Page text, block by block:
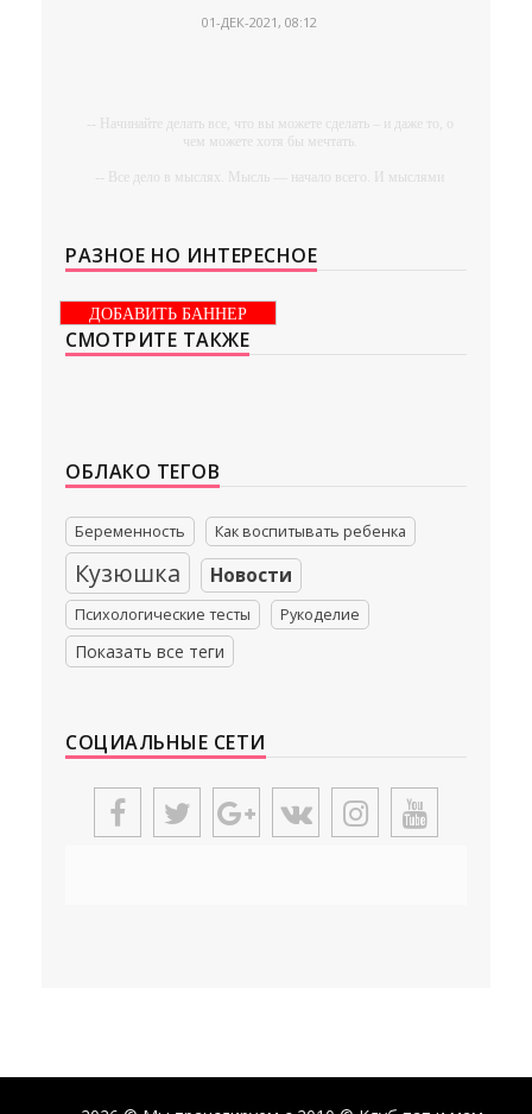
01-ДЕК-2021, 08:12
-- Начинайте делать все, что вы можете сделать – и даже то, о
чем можете хотя бы мечтать.
-- Все дело в мыслях. Мысль — начало всего. И мыслями
-- Идите уверенно по направлению к мечте. Живите той
жизнью, которую вы сами себе придумали.
-- Самое большое богатство — это ум. Самая большая нищета
— глупость. Из всех страхов самый пугающий —
самолюбование.
РАЗНОЕ НО ИНТЕРЕСНОЕ
ДОБАВИТЬ БАННЕР
СМОТРИТЕ ТАКЖЕ
ОБЛАКО ТЕГОВ
Беременность Как воспитывать ребенка
Кузюшка Новости
Психологические тесты Рукоделие
Показать все теги
СОЦИАЛЬНЫЕ СЕТИ